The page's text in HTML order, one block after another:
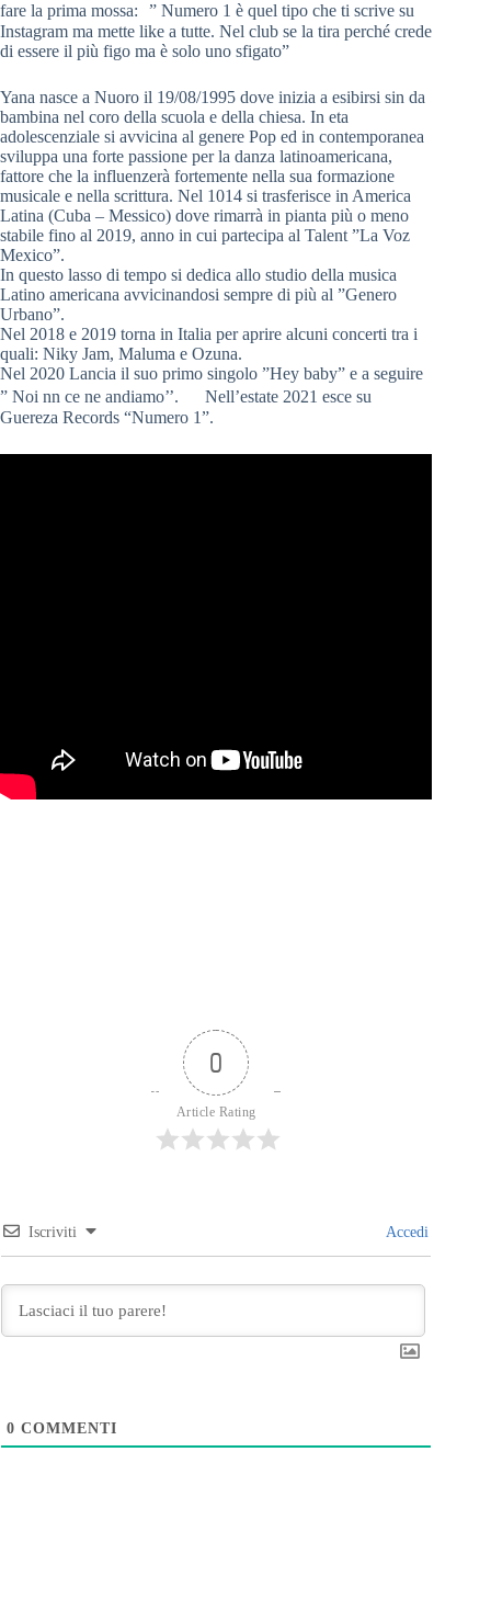
fare la prima mossa: ” Numero 1 è quel tipo che ti scrive su
Instagram ma mette like a tutte. Nel club se la tira perché crede
di essere il più figo ma è solo uno sfigato”
Yana nasce a Nuoro il 19/08/1995 dove inizia a esibirsi sin da
bambina nel coro della scuola e della chiesa. In eta
adolescenziale si avvicina al genere Pop ed in contemporanea
sviluppa una forte passione per la danza latinoamericana,
fattore che la influenzerà fortemente nella sua formazione
musicale e nella scrittura. Nel 1014 si trasferisce in America
Latina (Cuba – Messico) dove rimarrà in pianta più o meno
stabile fino al 2019, anno in cui partecipa al Talent ”La Voz
Mexico”.
In questo lasso di tempo si dedica allo studio della musica
Latino americana avvicinandosi sempre di più al ”Genero
Urbano”.
Nel 2018 e 2019 torna in Italia per aprire alcuni concerti tra i
quali: Niky Jam, Maluma e Ozuna.
Nel 2020 Lancia il suo primo singolo ”Hey baby” e a seguire
” Noi nn ce ne andiamo’’. Nell’estate 2021 esce su
Guereza Records “Numero 1”.
0
Article Rating
Iscriviti Accedi
0 COMMENTI